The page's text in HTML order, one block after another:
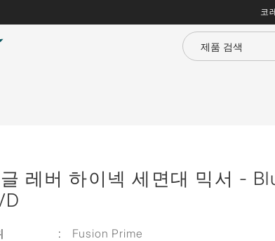
레버 하이넥 세면대 믹서 -
:
Fusion Prime